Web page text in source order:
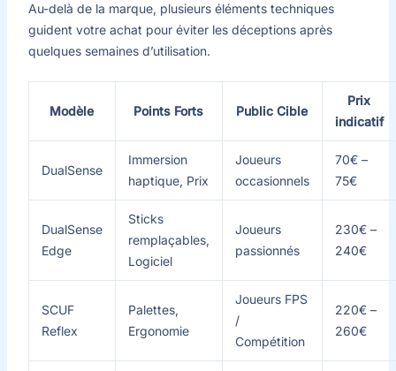
Au-delà de la marque, plusieurs éléments techniques
guident votre achat pour éviter les déceptions après
quelques semaines d’utilisation.
Modèle Points Forts Public Cible
Prix
indicatif
DualSense
Immersion
haptique, Prix
Joueurs
occasionnels
70€ –
75€
DualSense
Edge
Sticks
remplaçables,
Logiciel
Joueurs
passionnés
230€ –
240€
SCUF
Reflex
Palettes,
Ergonomie
Joueurs FPS
/
Compétition
220€ –
260€